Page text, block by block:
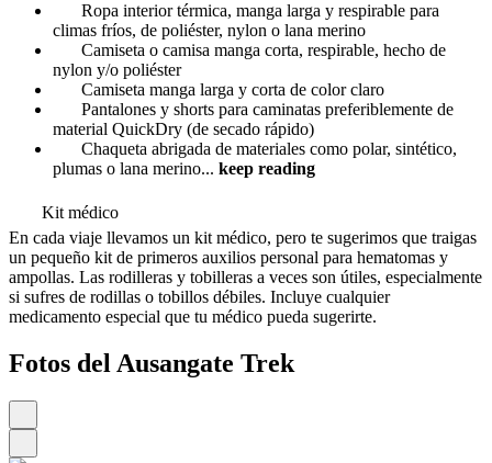
Ropa interior térmica, manga larga y respirable para
climas fríos, de poliéster, nylon o lana merino
Camiseta o camisa manga corta, respirable, hecho de
nylon y/o poliéster
Camiseta manga larga y corta de color claro
Pantalones y shorts para caminatas preferiblemente de
material QuickDry (de secado rápido)
Chaqueta abrigada de materiales como polar, sintético,
plumas o lana merino... keep reading
Kit médico
En cada viaje llevamos un kit médico, pero te sugerimos que traigas
un pequeño kit de primeros auxilios personal para hematomas y
ampollas. Las rodilleras y tobilleras a veces son útiles, especialmente
si sufres de rodillas o tobillos débiles. Incluye cualquier
medicamento especial que tu médico pueda sugerirte.
Fotos del Ausangate Trek